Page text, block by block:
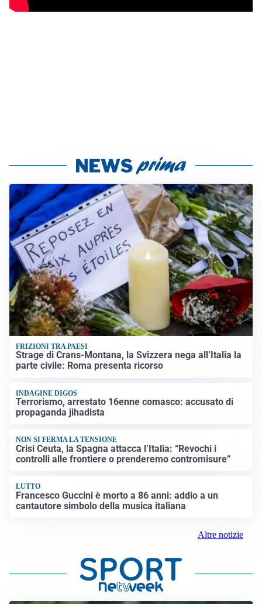
FRIZIONI TRA PAESI
Strage di Crans-Montana, la Svizzera nega all’Italia la
parte civile: Roma presenta ricorso
INDAGINE DIGOS
Terrorismo, arrestato 16enne comasco: accusato di
propaganda jihadista
NON SI FERMA LA TENSIONE
Crisi Ceuta, la Spagna attacca l’Italia: “Revochi i
controlli alle frontiere o prenderemo contromisure”
LUTTO
Francesco Guccini è morto a 86 anni: addio a un
cantautore simbolo della musica italiana
Altre notizie